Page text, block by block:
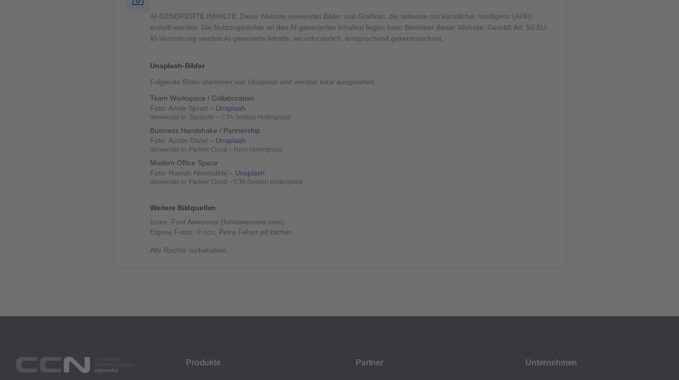
AI-GENERIERTE INHALTE: Diese Website verwendet Bilder und Grafiken, die teilweise mit künstlicher Intelligenz (AI/KI)
erstellt wurden. Die Nutzungsrechte an den AI-generierten Inhalten liegen beim Betreiber dieser Website. Gemäß Art. 50 EU-
KI-Verordnung werden AI-generierte Inhalte, wo erforderlich, entsprechend gekennzeichnet.
Unsplash-Bilder
Folgende Bilder stammen von Unsplash und werden lokal ausgeliefert:
Team Workspace / Collaboration
Foto: Annie Spratt – Unsplash
Verwendet in: Startseite – CTA-Sektion Hintergrund
Business Handshake / Partnership
Foto: Austin Distel – Unsplash
Verwendet in: Partner Cloud – Hero-Hintergrund
Modern Office Space
Foto: Nastuh Abootalebi – Unsplash
Verwendet in: Partner Cloud – CTA-Sektion Hintergrund
Weitere Bildquellen
Icons: Font Awesome (fontawesome.com)
Eigene Fotos: © ccn, Petra Felser pif.kitchen
Alle Rechte vorbehalten.
Produkte Partner Unternehmen